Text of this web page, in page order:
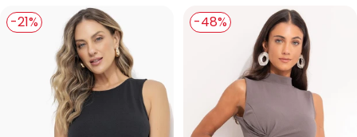
-21%
-48%